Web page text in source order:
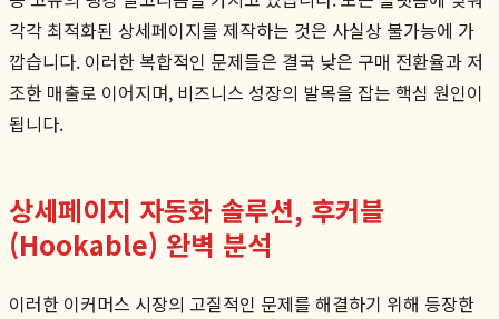
각각 최적화된 상세페이지를 제작하는 것은 사실상 불가능에 가
깝습니다. 이러한 복합적인 문제들은 결국 낮은 구매 전환율과 저
조한 매출로 이어지며, 비즈니스 성장의 발목을 잡는 핵심 원인이
됩니다.
상세페이지 자동화 솔루션, 후커블
(Hookable) 완벽 분석
이러한 이커머스 시장의 고질적인 문제를 해결하기 위해 등장한